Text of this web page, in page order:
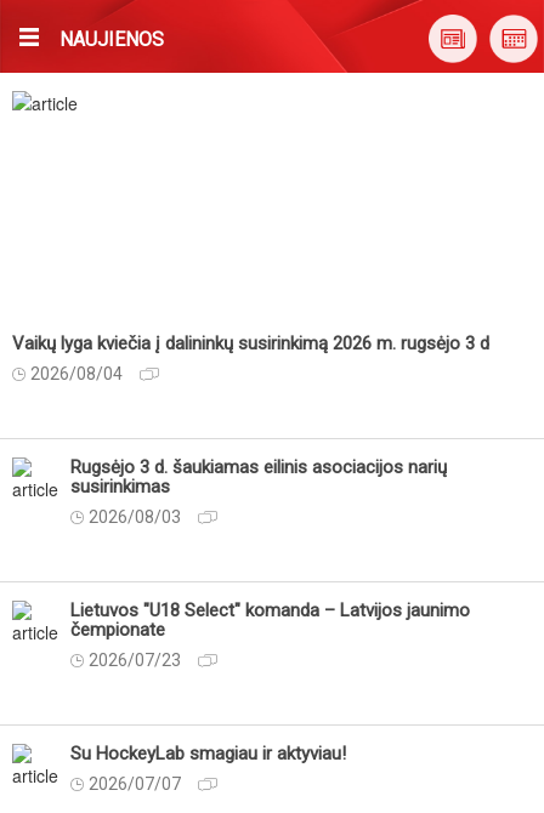
NAUJIENOS
Vaikų lyga kviečia į dalininkų susirinkimą 2026 m. rugsėjo 3 d
2026/08/04
Rugsėjo 3 d. šaukiamas eilinis asociacijos narių
susirinkimas
2026/08/03
Lietuvos "U18 Select" komanda – Latvijos jaunimo
čempionate
2026/07/23
Su HockeyLab smagiau ir aktyviau!
2026/07/07